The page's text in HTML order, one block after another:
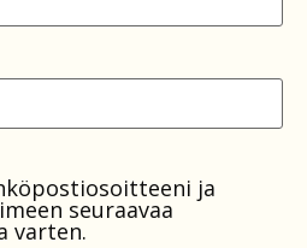
ja
seuraavaa
varten.